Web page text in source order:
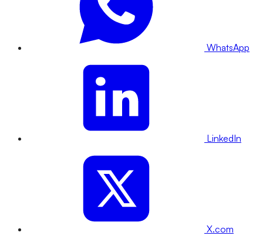
WhatsApp
LinkedIn
X.com